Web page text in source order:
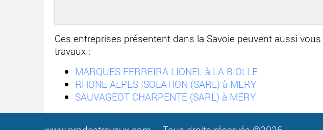
Ces entreprises présentent dans la Savoie peuvent aussi
travaux :
MARQUES FERREIRA LIONEL à LA BIOLLE
RHONE ALPES ISOLATION (SARL) à MERY
SAUVAGEOT CHARPENTE (SARL) à MERY